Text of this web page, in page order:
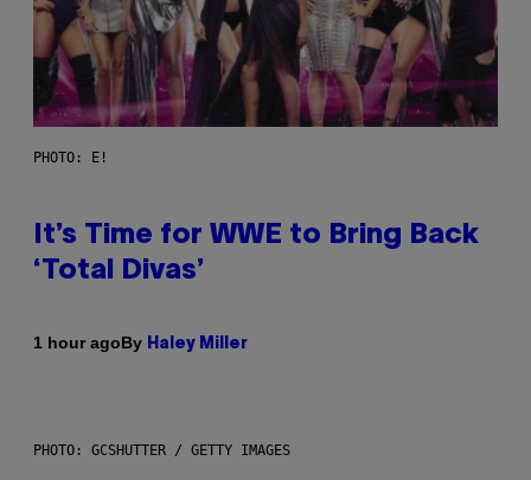
PHOTO: E!
It’s Time for WWE to Bring Back
‘Total Divas’
1 hour agoBy Haley Miller
PHOTO: GCSHUTTER / GETTY IMAGES